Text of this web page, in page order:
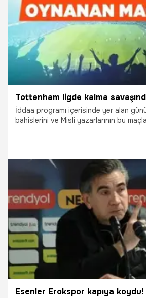
24.05.2026 Şampiy10
İddaa programı içerisinde yer alan
bahislerini ve Misli yazarlarının bu
24.05.2026 Şampiy10